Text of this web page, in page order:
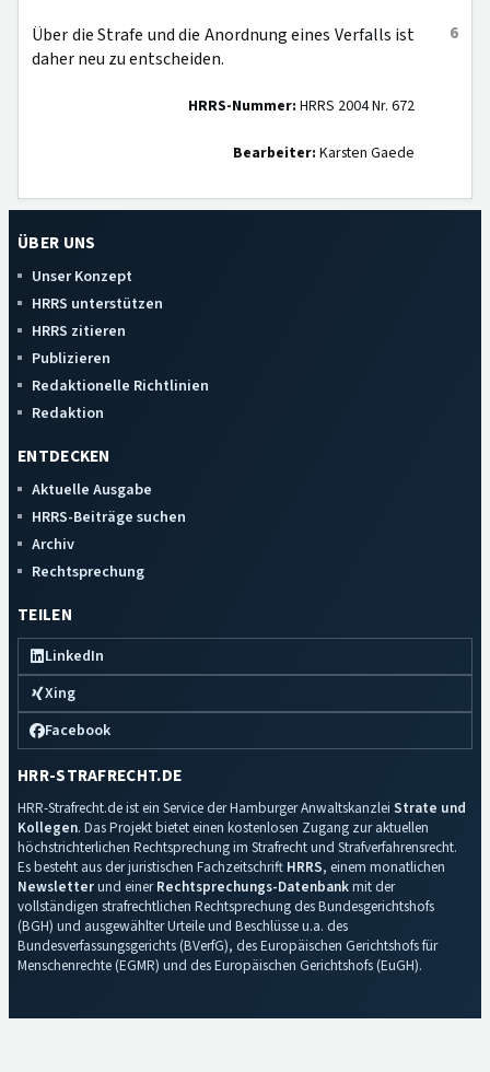
6
Über die Strafe und die Anordnung eines Verfalls ist
daher neu zu entscheiden.
HRRS-Nummer: HRRS 2004 Nr. 672
Bearbeiter: Karsten Gaede
ÜBER UNS
Unser Konzept
HRRS unterstützen
HRRS zitieren
Publizieren
Redaktionelle Richtlinien
Redaktion
ENTDECKEN
Aktuelle Ausgabe
HRRS-Beiträge suchen
Archiv
Rechtsprechung
TEILEN
LinkedIn
Xing
Facebook
HRR-STRAFRECHT.DE
HRR-Strafrecht.de ist ein Service der Hamburger Anwaltskanzlei Strate und
Kollegen. Das Projekt bietet einen kostenlosen Zugang zur aktuellen
höchstrichterlichen Rechtsprechung im Strafrecht und Strafverfahrensrecht.
Es besteht aus der juristischen Fachzeitschrift HRRS, einem monatlichen
Newsletterund einerRechtsprechungs-Datenbankmit der
vollständigen strafrechtlichen Rechtsprechung des Bundesgerichtshofs
(BGH) und ausgewählter Urteile und Beschlüsse u.a. des
Bundesverfassungsgerichts (BVerfG), des Europäischen Gerichtshofs für
Menschenrechte (EGMR) und des Europäischen Gerichtshofs (EuGH).